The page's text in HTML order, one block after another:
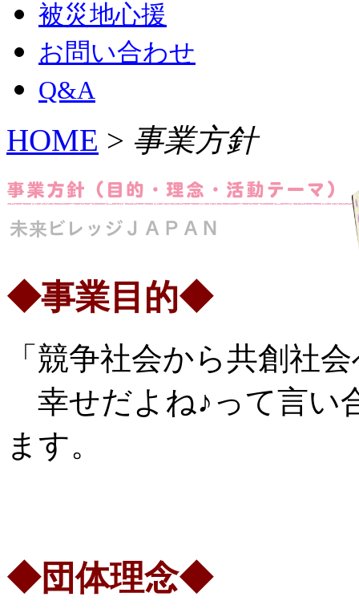
被災地心援
お問い合わせ
Q&A
HOME > 事業方針
◆事業目的◆
「競争社会から共創社
幸せだよね♪って言い
ます。
◆団体理念◆